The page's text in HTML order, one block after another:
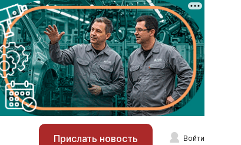
Прислать новость Войти